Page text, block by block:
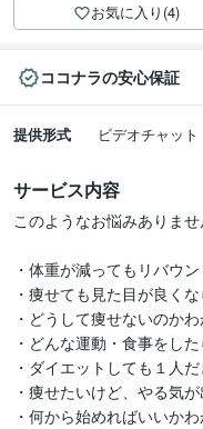
お気に入り(4)
ココナラの安心保証
提供形式 ビデオチャット
サービス内容
このようなお悩みありませ
・体重が減ってもリバウ
・痩せても見た目が良く
・どうして痩せないのか
・どんな運動・食事をし
・ダイエットしても１人
・痩せたいけど、やる気
・何から始めればいいか